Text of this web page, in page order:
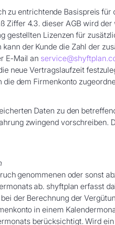
zu entrichtende Basispreis
4.3. dieser AGB wird
gestellten Lizenzen für
der Kunde die Zahl der
E-Mail an
neue Vertragslaufzeit
dem Firmenkonto
Daten zu den
zwingend vorschreiben.
genommenen oder sonst
ab. shyftplan erfasst
der Berechnung der
in einem
berücksichtigt. Wird